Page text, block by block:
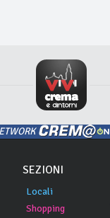
SEZIONI
Locali
Shopping